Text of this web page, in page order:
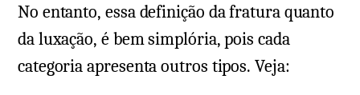
No entanto, essa definição da fratura quanto
da luxação, é bem simplória, pois cada
categoria apresenta outros tipos. Veja: